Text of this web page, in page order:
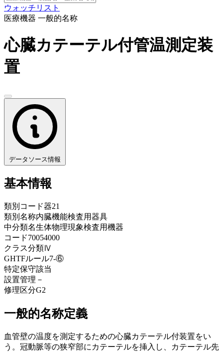
ウォッチリスト
医療機器 一般的名称
心臓カテーテル付管温測定装
置
データソース情報
基本情報
類別コード器21
類別名称内臓機能検査用器具
中分類名生体物理現象検査用機器
コード70054000
クラス分類Ⅳ
GHTFルール7-⑥
特定保守該当
設置管理 －
修理区分G2
一般的名称定義
血管壁の温度を測定するための心臓カテーテル付装置をい
う。冠動脈等の狭窄部にカテーテルを挿入し、カテーテル先